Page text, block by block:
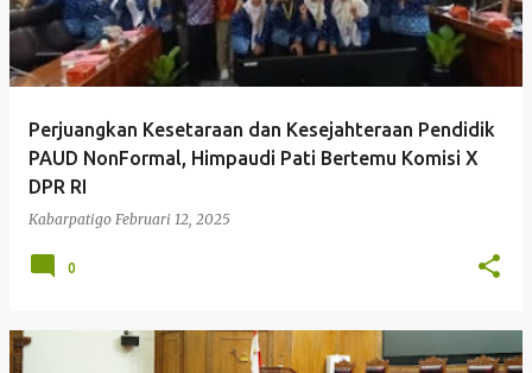
Perjuangkan Kesetaraan dan Kesejahteraan Pendidik
PAUD NonFormal, Himpaudi Pati Bertemu Komisi X
DPR RI
Kabarpatigo Februari 12, 2025
0